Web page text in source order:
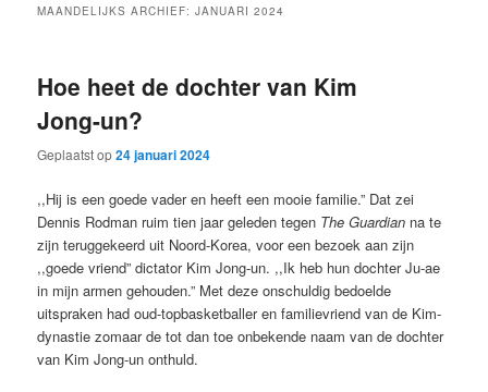
MAANDELIJKS ARCHIEF:JANUARI 2024
Hoe heet de dochter van Kim
Jong-un?
Geplaatst op24 januari 2024
,,Hij is een goede vader en heeft een mooie familie.” Dat zei
Dennis Rodman ruim tien jaar geleden tegen The Guardian na te
zijn teruggekeerd uit Noord-Korea, voor een bezoek aan zijn
,,goede vriend” dictator Kim Jong-un. ,,Ik heb hun dochter Ju-ae
in mijn armen gehouden.” Met deze onschuldig bedoelde
uitspraken had oud-topbasketballer en familievriend van de Kim-
dynastie zomaar de tot dan toe onbekende naam van de dochter
van Kim Jong-un onthuld.